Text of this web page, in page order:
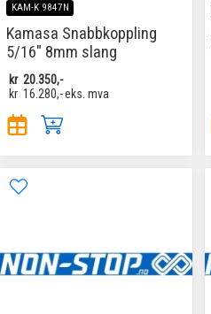
KAM-K 9847N
Kamasa Snabbkoppling
5/16" 8mm slang
kr 20.350,-
kr 16.280,-eks. mva